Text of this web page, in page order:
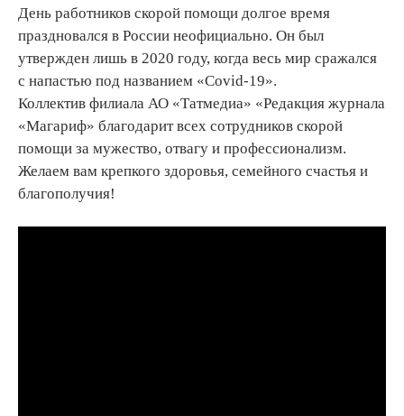
День работников скорой помощи долгое время
праздновался в России неофициально. Он был
утвержден лишь в 2020 году, когда весь мир сражался
с напастью под названием «Covid-19».
Коллектив филиала АО «Татмедиа» «Редакция журнала
«Магариф» благодарит всех сотрудников скорой
помощи за мужество, отвагу и профессионализм.
Желаем вам крепкого здоровья, семейного счастья и
благополучия!